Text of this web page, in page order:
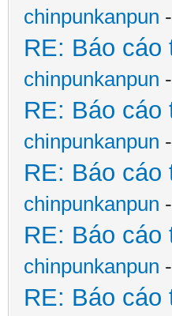
chinpunkanpun
RE: Báo
chinpunkanpun
RE: Báo
chinpunkanpun
RE: Báo
chinpunkanpun
RE: Báo
chinpunkanpun
RE: Báo